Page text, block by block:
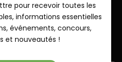
pour recevoir toutes les
informations essentielles
événements, concours,
et nouveautés !